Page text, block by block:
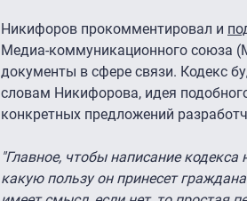
Никифоров прокомментировал и
Медиа-коммуникационного союза
документы в сфере связи. Кодекс
словам Никифорова, идея
конкретных предложений
"Главное, чтобы написание
какую пользу он принесет